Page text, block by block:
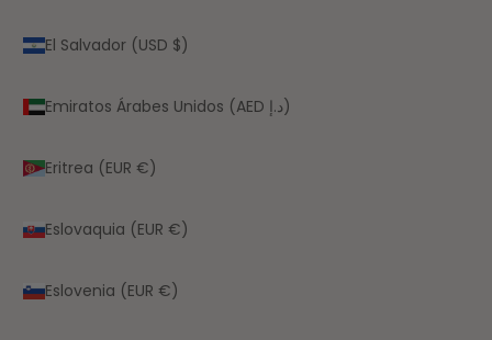
El Salvador (USD $)
Emiratos Árabes Unidos (AED د.إ)
Eritrea (EUR €)
Eslovaquia (EUR €)
Eslovenia (EUR €)